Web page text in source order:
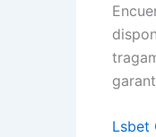
Lsbet